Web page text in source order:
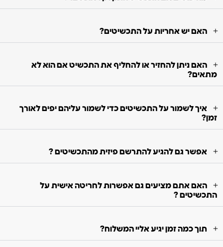
האם יש אחריות על התכשיטים?
האם ניתן להחזיר או להחליף את התכשיט אם הוא לא
מתאים?
איך לשמור על התכשיטים כדי לשמור עליהם יפים לאורך
זמן?
אפשר גם להגיע להתרשם פיזית מהתכשיטים ?
האם אתם מציעים גם אפשרות לחריטה אישית על
התכשיטים ?
תוך כמה זמן יגיע אליי המשלוח?